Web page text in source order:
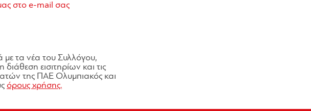
στο e-mail σας
με τα νέα του Συλλόγου,
εισιτηρίων και τις
της ΠΑΕ Ολυμπιακός και
όρους χρήσης.